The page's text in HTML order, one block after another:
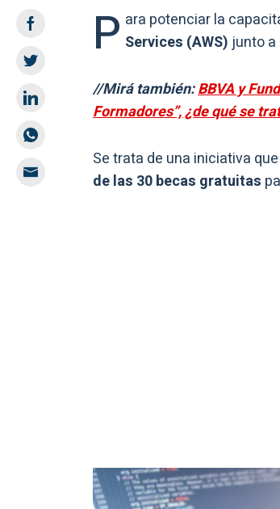
P ara potenciar la
Services (AWS) junto
//Mirá también:BBVA y
Formadores”, ¿de qué se
Se trata de una iniciativa
de las 30 becas gratuitas